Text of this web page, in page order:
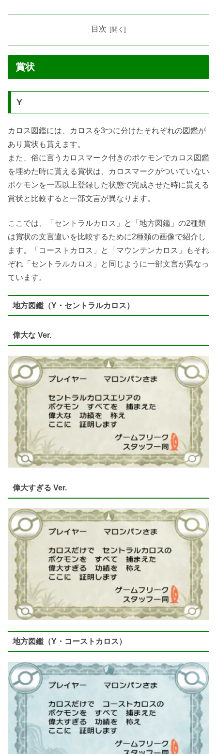
目次
賞状
Y
カロス図鑑には、カロスを3つに分けたそれぞれの図鑑が
あり賞状も貰えます。
また、俗に言うカロスマーク付きのポケモンでカロス図鑑
を埋めた時に貰える賞状は、カロスマークがついていない
ポケモンを一匹以上登録した状態で完成させた時に貰える
賞状と比較すると一部文言が異なります。
ここでは、「セントラルカロス」と「地方図鑑」の2種類
は賞状の文言違いを比較するために2種類の画像で紹介し
ます。「コーストカロス」と「マウンテンカロス」もそれ
ぞれ「セントラルカロス」と同じように一部文言が異なっ
ています。
地方図鑑（Y・セントラルカロス）
偉大な Ver.
偉大すぎる Ver.
地方図鑑（Y・コーストカロス）